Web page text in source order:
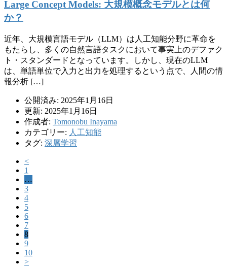
Large Concept Models: 大規模概念モデルとは何
か？
近年、大規模言語モデル（LLM）は人工知能分野に革命を
もたらし、多くの自然言語タスクにおいて事実上のデファク
ト・スタンダードとなっています。しかし、現在のLLM
は、単語単位で入力と出力を処理するという点で、人間の情
報分析 […]
公開済み: 2025年1月16日
更新: 2025年1月16日
作成者: Tomonobu Inayama
カテゴリー: 人工知能
タグ: 深層学習
<
1
…
3
4
5
6
7
8
9
10
>